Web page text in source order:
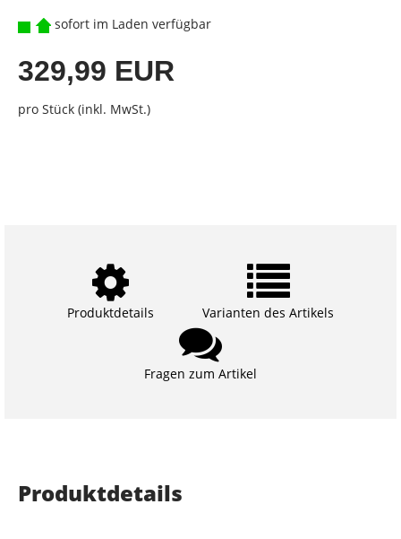
sofort im Laden verfügbar
329,99 EUR
pro Stück (inkl. MwSt.)
Produktdetails Varianten des Artikels
Fragen zum Artikel
Produktdetails